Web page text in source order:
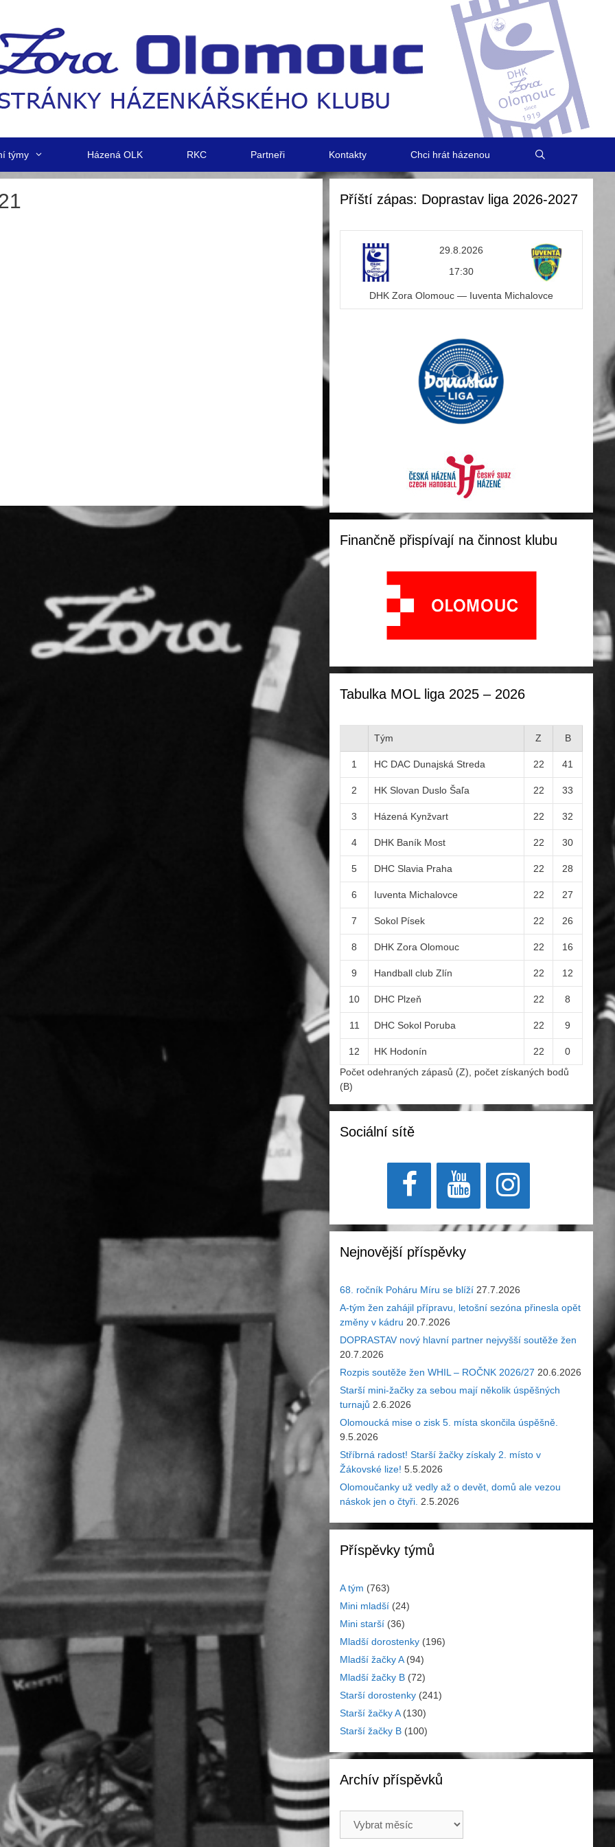
týmy Házená OLK RKC Partneři Kontakty Chci hrát házenou
Příští zápas: Doprastav liga 2026-2027
29.8.2026
17:30
DHK Zora Olomouc — Iuventa Michalovce
Finančně přispívají na činnost klubu
Tabulka MOL liga 2025 – 2026
Tým Z B
1 HC DAC Dunajská Streda 22 41
2 HK Slovan Duslo Šaľa 22 33
3 Házená Kynžvart 22 32
4 DHK Baník Most 22 30
5 DHC Slavia Praha 22 28
6 Iuventa Michalovce 22 27
7 Sokol Písek 22 26
8 DHK Zora Olomouc 22 16
9 Handball club Zlín 22 12
10 DHC Plzeň 22 8
11 DHC Sokol Poruba 22 9
12 HK Hodonín 22
0
Počet odehraných zápasů (Z), počet získaných bodů
(B)
Sociální sítě
Nejnovější příspěvky
68. ročník Poháru Míru se blíží 27.7.2026
A-tým žen zahájil přípravu, letošní sezóna přinesla opět
změny v kádru 20.7.2026
DOPRASTAV nový hlavní partner nejvyšší soutěže žen
20.7.2026
Rozpis soutěže žen WHIL – ROČNK 2026/27 20.6.2026
Starší mini-žačky za sebou mají několik úspěšných
turnajů 2.6.2026
Olomoucká mise o zisk 5. místa skončila úspěšně.
9.5.2026
Stříbrná radost! Starší žačky získaly 2. místo v
Žákovské lize! 5.5.2026
Olomoučanky už vedly až o devět, domů ale vezou
náskok jen o čtyři. 2.5.2026
Příspěvky týmů
A tým (763)
Mini mladší (24)
Mini starší (36)
Mladší dorostenky (196)
Mladší žačky A(94)
Mladší žačky B (72)
Starší dorostenky (241)
Starší žačky A(130)
Starší žačky B (100)
Archív příspěvků
příspěvků